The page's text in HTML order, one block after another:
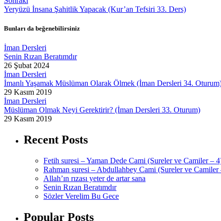
Yeryüzü İnsana Şahitlik Yapacak (Kur’an Tefsiri 33. Ders)
Bunları da beğenebilirsiniz
İman Dersleri
Senin Rızan Beratımdır
26 Şubat 2024
İman Dersleri
İmanlı Yaşamak Müslüman Olarak Ölmek (İman Dersleri 34.
29 Kasım 2019
İman Dersleri
Müslüman Olmak Neyi Gerektirir? (İman Dersleri 33. Oturum)
29 Kasım 2019
Recent Posts
Fetih suresi – Yaman Dede Cami (Sureler ve Camiler –
Rahman suresi – Abdullahbey Cami (Sureler ve Camiler
Allah’ın rızası yeter de artar sana
Senin Rızan Beratımdır
Sözler Verelim Bu Gece
Popular Posts